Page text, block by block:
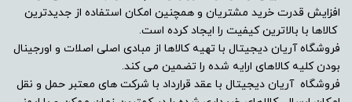
دارد
پورت DVI
ندارد
افزایش قدرت خرید مشتریان و همچنین امکان استفاده از جدیدترین
کالاها با بالاترین کیفیت را ایجاد کرده است.
فروشگاه آریان دیجیتال با تهیه کالاها از مبادی اصلی اصلات و اورجینال
بودن کلیه کالاهای ارایه شده را تضمین می کند.
فروشگاه آریان دیجیتال با عقد قرارداد با شرکت های معتبر حمل و نقل